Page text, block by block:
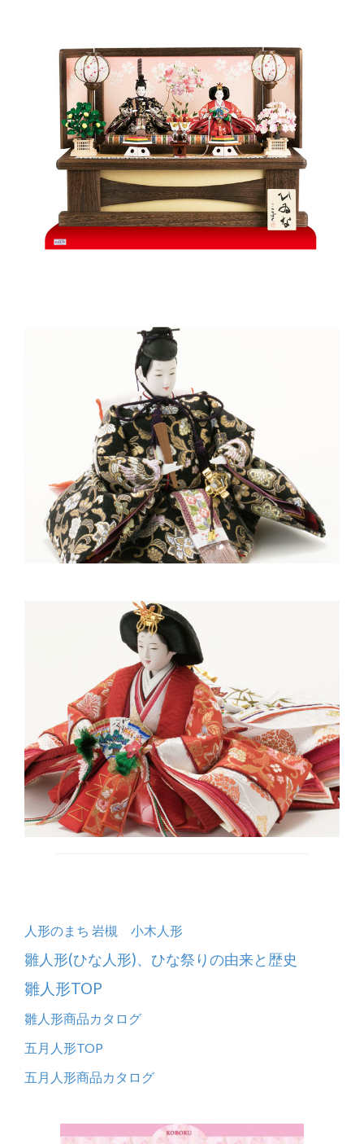
人形のまち 岩槻 小木人形
雛人形(ひな人形)、ひな祭りの由来と歴史
雛人形TOP
雛人形商品カタログ
五月人形TOP
五月人形商品カタログ